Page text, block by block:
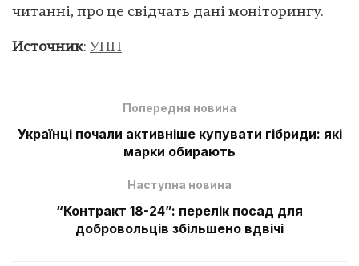
читанні, про це свідчать дані моніторингу.
Источник: УНН
Попередня новина
Українці почали активніше купувати гібриди: які
марки обирають
Наступна новина
“Контракт 18-24”: перелік посад для
добровольців збільшено вдвічі